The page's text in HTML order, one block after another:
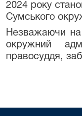
2024 року
Сумського
Незважаючи на
окружний
правосуддя,